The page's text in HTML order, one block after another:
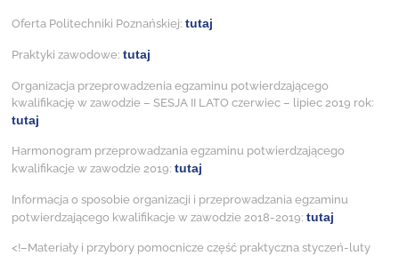
Oferta Politechniki Poznańskiej: tutaj
Praktyki zawodowe: tutaj
Organizacja przeprowadzenia egzaminu potwierdzającego
kwalifikację w zawodzie – SESJA II LATO czerwiec – lipiec 2019 rok:
tutaj
Harmonogram przeprowadzania egzaminu potwierdzającego
kwalifikacje w zawodzie 2019: tutaj
Informacja o sposobie organizacji i przeprowadzania egzaminu
potwierdzającego kwalifikacje w zawodzie 2018-2019: tutaj
<!–Materiały i przybory pomocnicze część praktyczna styczeń-luty